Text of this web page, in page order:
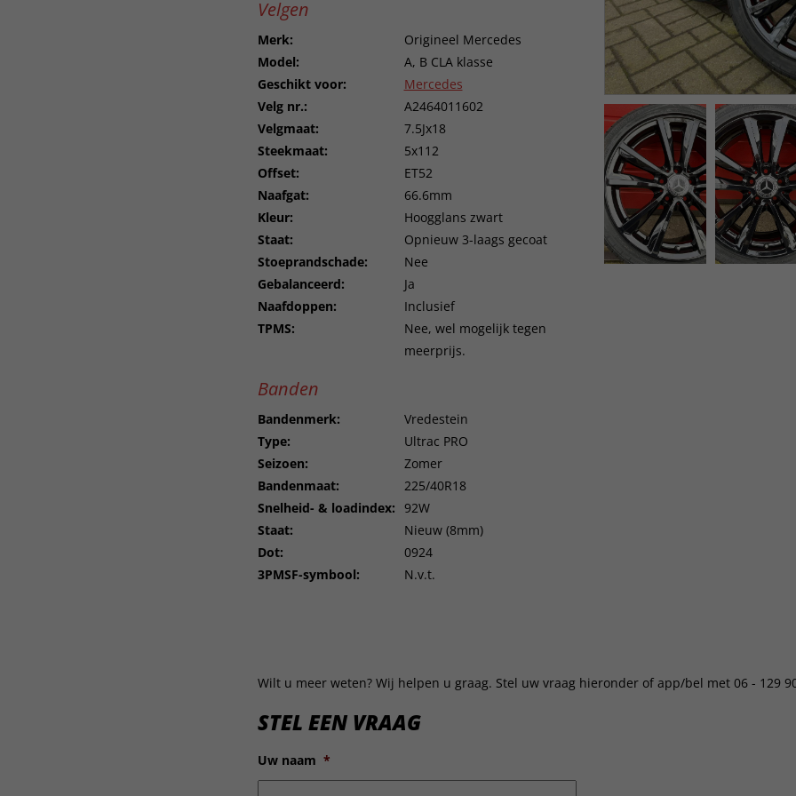
Velgen
Merk:
Origineel Mercedes
Model:
A, B CLA klasse
Geschikt voor:
Mercedes
Velg nr.:
A2464011602
Velgmaat:
7.5Jx18
Steekmaat:
5x112
Offset:
ET52
Naafgat:
66.6mm
Kleur:
Hoogglans zwart
Staat:
Opnieuw 3-laags gecoat
Stoeprandschade:
Nee
Gebalanceerd:
Ja
Naafdoppen:
Inclusief
TPMS:
Nee, wel mogelijk tegen
meerprijs.
Banden
Bandenmerk:
Vredestein
Type:
Ultrac PRO
Seizoen:
Zomer
Bandenmaat:
225/40R18
Snelheid- & loadindex: 92W
Staat:
Nieuw (8mm)
Dot:
0924
3PMSF-symbool:
N.v.t.
Wilt u meer weten? Wij helpen u graag. Stel uw vraag hieronder of app/bel met 06 - 129
STEL EEN VRAAG
Uw naam *